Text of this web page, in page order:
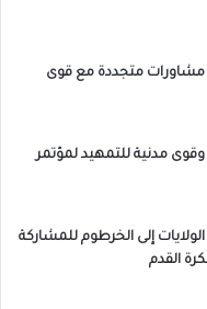
مشاورات متجددة مع قوى
مدنية للتمهيد لمؤتمر
إلى الخرطوم للمشاركة
القدم